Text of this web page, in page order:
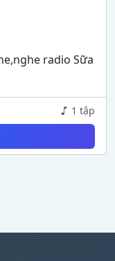
radio Sữa
1 tập